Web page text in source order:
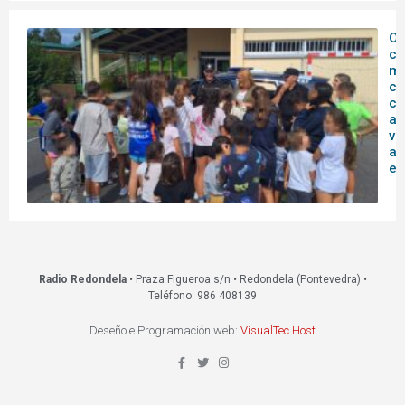
O
Radio Redondela• Praza Figueroa s/n • Redondela (Pontevedra) •
Teléfono: 986 408139
Deseño e Programación web: VisualTec Host